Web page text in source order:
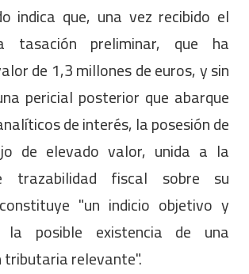
indica que, una vez recibido el
tasación preliminar, que ha
de 1,3 millones de euros, y sin
pericial posterior que abarque
de interés, la posesión de
de elevado valor, unida a la
trazabilidad fiscal sobre su
"un indicio objetivo y
posible existencia de una
relevante".